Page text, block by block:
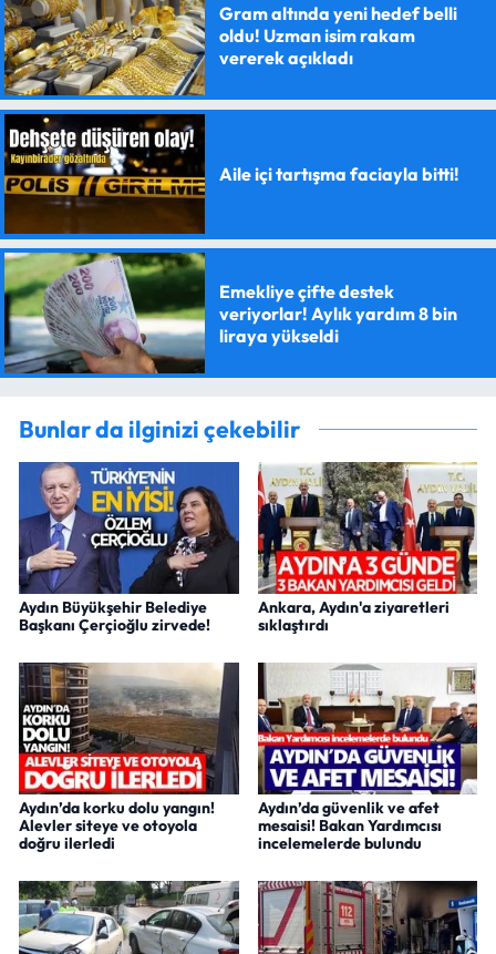
Gram altında yeni hedef belli
oldu! Uzman isim rakam
vererek açıkladı
Aile içi tartışma faciayla bitti!
Emekliye çifte destek
veriyorlar! Aylık yardım 8 bin
liraya yükseldi
Bunlar da ilginizi çekebilir
Aydın Büyükşehir Belediye
Başkanı Çerçioğlu zirvede!
Ankara, Aydın'a ziyaretleri
sıklaştırdı
Aydın’da korku dolu yangın!
Alevler siteye ve otoyola
doğru ilerledi
Aydın’da güvenlik ve afet
mesaisi! Bakan Yardımcısı
incelemelerde bulundu